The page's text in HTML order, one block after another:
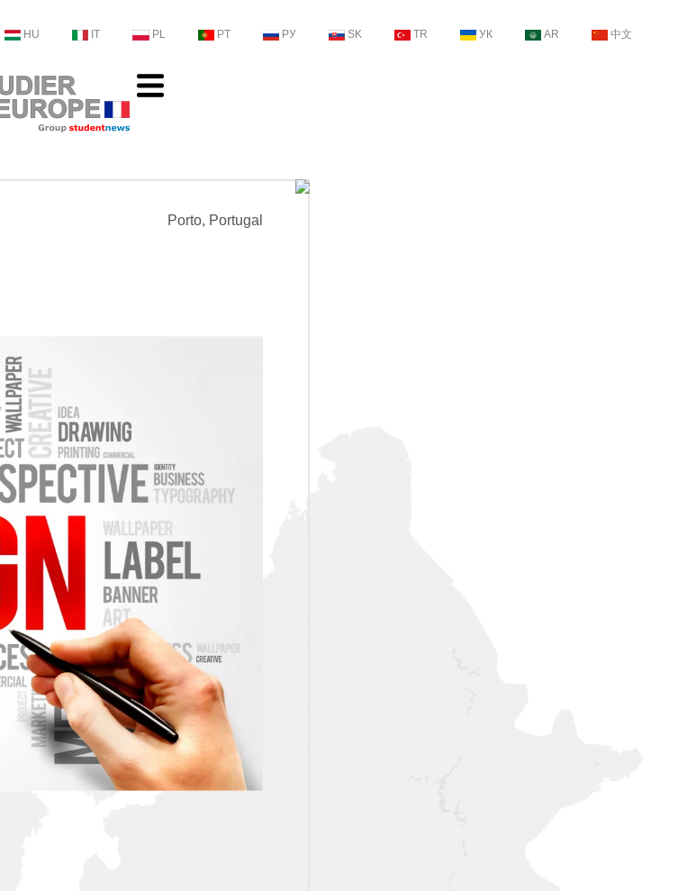
HU IT PL PT РУ SK TR УК AR 中文
Porto, Portugal